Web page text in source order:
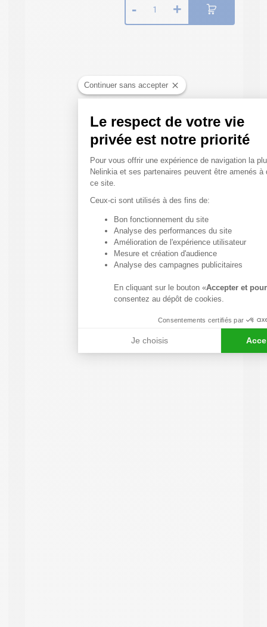
- 1 +
Continuer sans accepter
Le respect de votre vie
privée est notre priorité
Plateforme de Gestion
Pour vous offrir une expérience de navigation la
Nelinkia et ses partenaires peuvent être amenés
ce site.
Ceux-ci sont utilisés à des fins de:
Bon fonctionnement du site
Analyse des performances du site
Amélioration de l'expérience utilisateur
Mesure et création d'audience
Analyse des campagnes publicitaires
En cliquant sur le bouton «Accepter et
consentez au dépôt de cookies.
Consentements certifiés par
Je choisis
Axeptio consent